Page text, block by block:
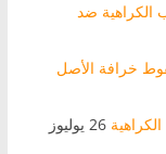
الكراهية ضد
خرافة الأصل
26 يوليوز